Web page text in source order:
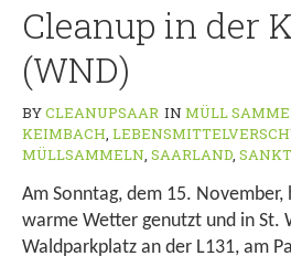
Cleanup in der
(WND)
BYCLEANUPSAAR IN MÜLL
KEIMBACH,
MÜLLSAMMELN, SAARLAND,
Am Sonntag, dem 15.
warme Wetter genutzt und in St.
Waldparkplatz an der L131, am